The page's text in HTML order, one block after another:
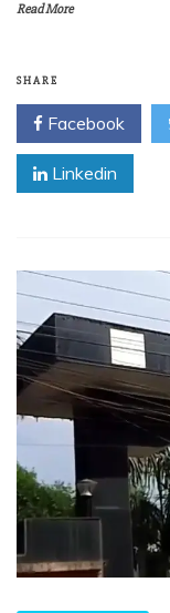
Read More
SHARE
Facebook
Linkedin